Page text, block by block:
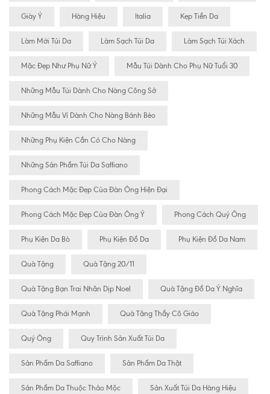
Giày Ý Hàng Hiệu Italia Kẹp Tiền Da
Làm Mới Túi Da Làm Sạch Túi Da Làm Sạch Túi Xách
Mặc Đẹp Như Phụ Nữ Ý Mẫu Túi Dành Cho Phụ Nữ Tuổi 30
Những Mẫu Túi Dành Cho Nàng Công Sở
Những Mẫu Ví Dành Cho Nàng Bánh Bèo
Những Phụ Kiện Cần Có Cho Nàng
Những Sản Phẩm Túi Da Saffiano
Phong Cách Mặc Đẹp Của Đàn Ông Hiện Đại
Phong Cách Mặc Đẹp Của Đàn Ông Ý Phong Cách Quý Ông
Phụ Kiện Da Bò Phụ Kiện Đồ Da Phụ Kiện Đồ Da Nam
Quà Tặng Quà Tặng 20/11
Quà Tặng Bạn Trai Nhân Dịp Noel Quà Tặng Đồ Da Ý Nghĩa
Quà Tặng Phái Mạnh Quà Tặng Thầy Cô Giáo
Quý Ông Quy Trình Sản Xuất Túi Da
Sản Phẩm Da Saffiano Sản Phẩm Da Thật
Sản Phẩm Da Thuộc Thảo Mộc Sản Xuất Túi Da Hàng Hiệu